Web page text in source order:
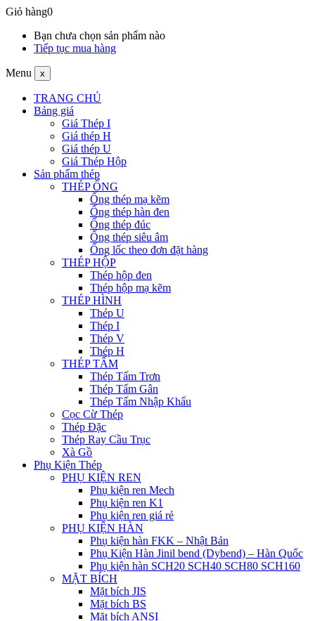
Giỏ hàng0
Bạn chưa chọn sản phẩm nào
Tiếp tục mua hàng
Menu x
TRANG CHỦ
Bảng giá
Giá Thép I
Giá thép H
Giá thép U
Giá Thép Hộp
Sản phẩm thép
THÉP ỐNG
Ống thép mạ kẽm
Ống thép hàn đen
Ống thép đúc
Ống thép siêu âm
Ống lốc theo đơn đặt hàng
THÉP HỘP
Thép hộp đen
Thép hộp mạ kẽm
THÉP HÌNH
Thép U
Thép I
Thép V
Thép H
THÉP TẤM
Thép Tấm Trơn
Thép Tấm Gân
Thép Tấm Nhập Khẩu
Cọc Cừ Thép
Thép Đặc
Thép Ray Cầu Trục
Xà Gồ
Phụ Kiện Thép
PHỤ KIỆN REN
Phụ kiện ren Mech
Phụ kiện ren K1
Phụ kiện ren giá rẻ
PHỤ KIỆN HÀN
Phụ kiện hàn FKK – Nhật Bản
Phụ Kiện Hàn Jinil bend (Dybend) – Hàn Quốc
Phụ kiện hàn SCH20 SCH40 SCH80 SCH160
MẶT BÍCH
Mặt bích JIS
Mặt bích BS
Mặt bích ANSI